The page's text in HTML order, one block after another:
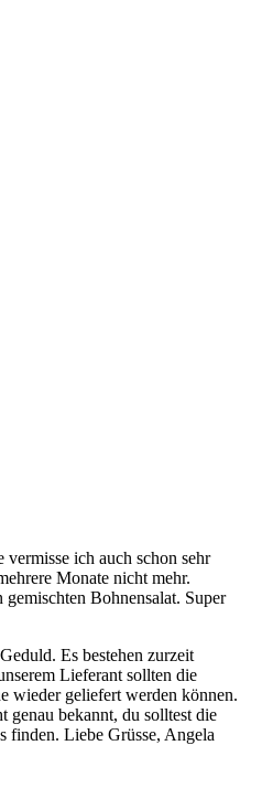
ich auch schon sehr
Monate nicht mehr.
Bohnensalat. Super
Es bestehen zurzeit
Lieferant sollten die
wieder geliefert werden können.
genau bekannt, du solltest die
finden. Liebe Grüsse, Angela